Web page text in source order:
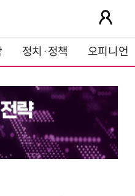
정치·정책 오피니언